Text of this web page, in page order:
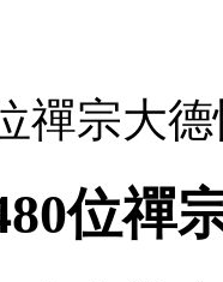
禪宗大
位禪